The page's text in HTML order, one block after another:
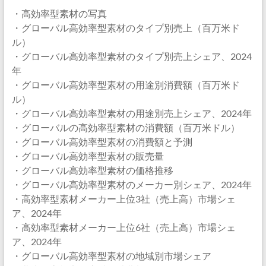
・高効率型素材の写真
・グローバル高効率型素材のタイプ別売上（百万米ド
ル）
・グローバル高効率型素材のタイプ別売上シェア、2024
年
・グローバル高効率型素材の用途別消費額（百万米ド
ル）
・グローバル高効率型素材の用途別売上シェア、2024年
・グローバルの高効率型素材の消費額（百万米ドル）
・グローバル高効率型素材の消費額と予測
・グローバル高効率型素材の販売量
・グローバル高効率型素材の価格推移
・グローバル高効率型素材のメーカー別シェア、2024年
・高効率型素材メーカー上位3社（売上高）市場シェ
ア、2024年
・高効率型素材メーカー上位6社（売上高）市場シェ
ア、2024年
・グローバル高効率型素材の地域別市場シェア